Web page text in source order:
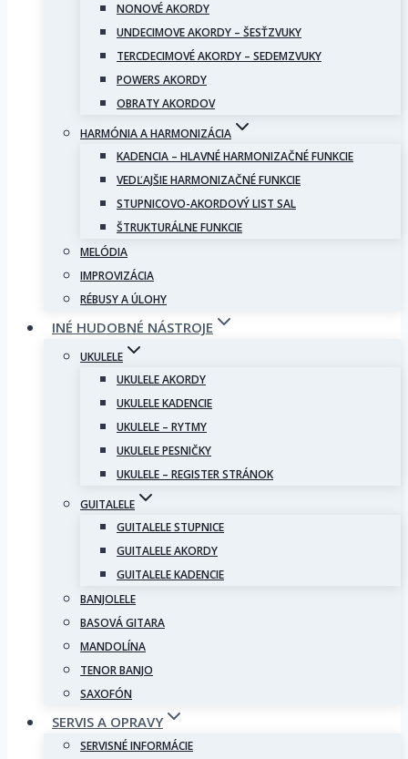
NONOVÉ AKORDY
UNDECIMOVE AKORDY – ŠESŤZVUKY
TERCDECIMOVÉ AKORDY – SEDEMZVUKY
POWERS AKORDY
OBRATY AKORDOV
HARMÓNIA A HARMONIZÁCIA
KADENCIA – HLAVNÉ HARMONIZAČNÉ FUNKCIE
VEDĽAJŠIE HARMONIZAČNÉ FUNKCIE
STUPNICOVO-AKORDOVÝ LIST SAL
ŠTRUKTURÁLNE FUNKCIE
MELÓDIA
IMPROVIZÁCIA
RÉBUSY A ÚLOHY
INÉ HUDOBNÉ NÁSTROJE
UKULELE
UKULELE AKORDY
UKULELE KADENCIE
UKULELE – RYTMY
UKULELE PESNIČKY
UKULELE – REGISTER STRÁNOK
GUITALELE
GUITALELE STUPNICE
GUITALELE AKORDY
GUITALELE KADENCIE
BANJOLELE
BASOVÁ GITARA
MANDOLÍNA
TENOR BANJO
SAXOFÓN
SERVIS A OPRAVY
SERVISNÉ INFORMÁCIE